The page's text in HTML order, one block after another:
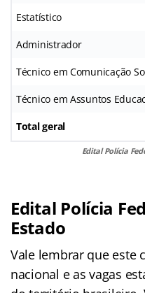
Estatístico
Administrador
Técnico em Comunicação
Técnico em Assuntos
Total geral
Edital Polícia
Edital Polícia
Estado
Vale lembrar que este
nacional e as vagas